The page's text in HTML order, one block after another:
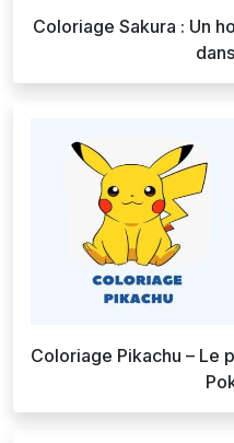
Coloriage Sakura : Un
Coloriage Pikachu – Le